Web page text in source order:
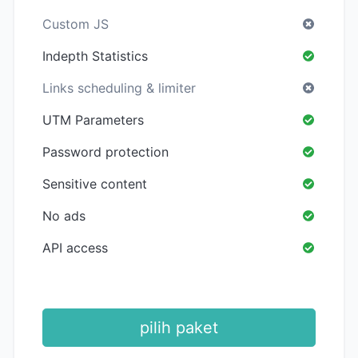
Custom JS
Indepth Statistics
Links scheduling & limiter
UTM Parameters
Password protection
Sensitive content
No ads
API access
pilih paket